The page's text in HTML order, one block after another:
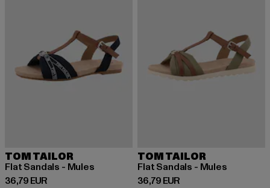
TOM TAILOR
Flat Sandals - Mules
36,79 EUR
Derzeitiger Preis: 36,79 EUR
TOM TAILOR
Flat Sandals - Mules
36,79 EUR
Derzeitiger Preis: 36,79 EUR